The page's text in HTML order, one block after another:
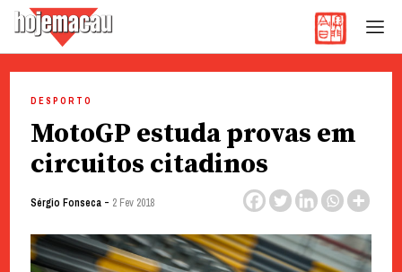
content
DESPORTO
MotoGP estuda provas em
circuitos citadinos
Sérgio Fonseca- 2 Fev 2018